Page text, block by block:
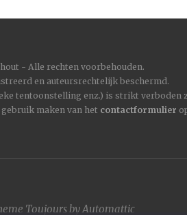
- Alle rechten voorbehouden.
en auteursrechtelijk beschermd.
tentoonstelling enz.) is strikt
maken van het contactformulier
ToujoursbyAutomattic